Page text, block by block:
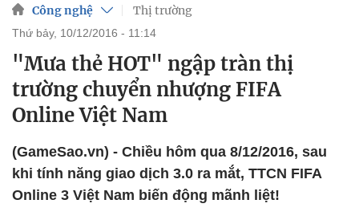
Công nghệ Thị trường
thứ bảy, 10/12/2016 - 11:14
"Mưa thẻ HOT" ngập tràn thị
trường chuyển nhượng FIFA
Online Việt Nam
(GameSao.vn) - Chiều hôm qua 8/12/2016, sau
khi tính năng giao dịch 3.0 ra mắt, TTCN FIFA
Online 3 Việt Nam biến động mãnh liệt!